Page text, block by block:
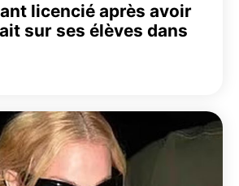
licencié après avoir
sur ses élèves dans